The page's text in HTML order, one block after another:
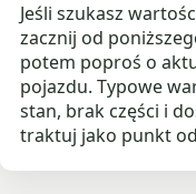
Jeśli szukasz
zacznij od
potem poproś o
pojazdu. Typowe
stan, brak części i
traktuj jako punkt